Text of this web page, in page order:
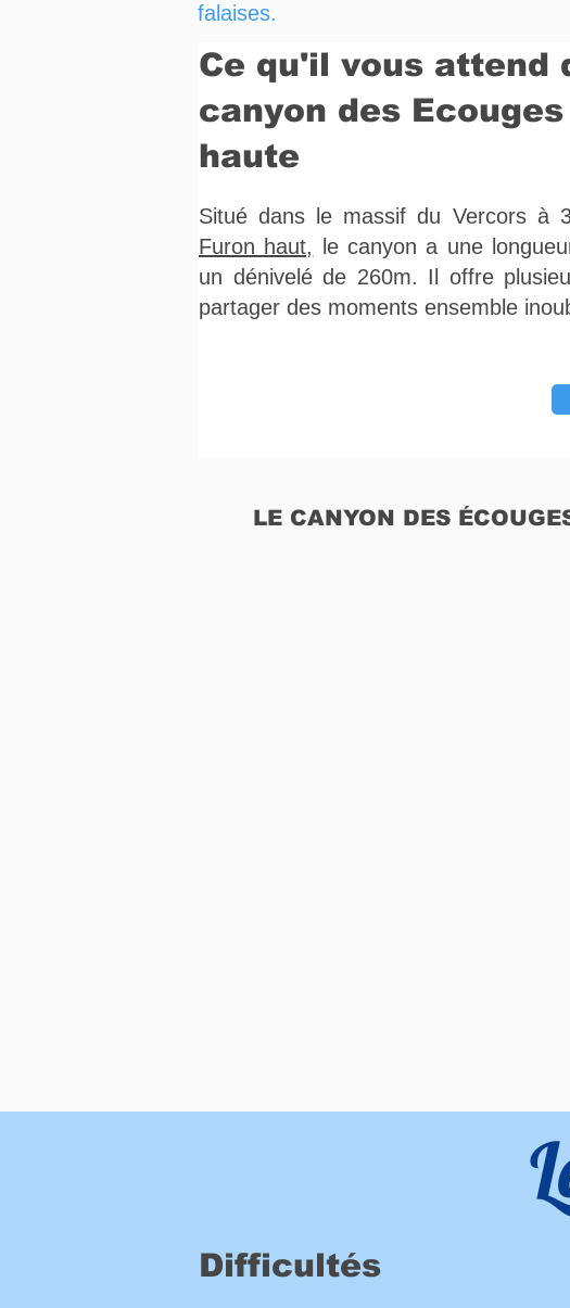
falaises.
Ce qu'il vous attend
canyon des
haute
Situé dans le massif du Vercors à
Furon haut,
le canyon a une
un dénivelé de 260m. Il offre
partager des moments ensemble
LE CANYON DES
Difficultés